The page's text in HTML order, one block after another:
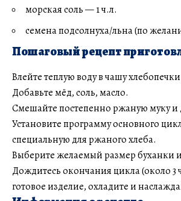
морская соль — 1 ч.л.
семена подсолнуха/льна (по
Пошаговый рецепт
Влейте теплую воду в чашу
Добавьте мёд, соль, масло.
Смешайте постепенно ржаную муку
Установите программу основного
специальную для ржаного хлеба.
Выберите желаемый размер буханки
Дождитесь окончания цикла (около 3
готовое изделие, охладите и